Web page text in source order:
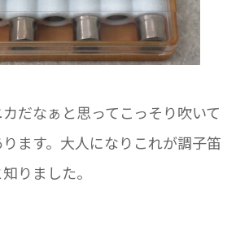
だなぁと思ってこっそり吹いて
ます。大人になりこれが調子笛
りました。